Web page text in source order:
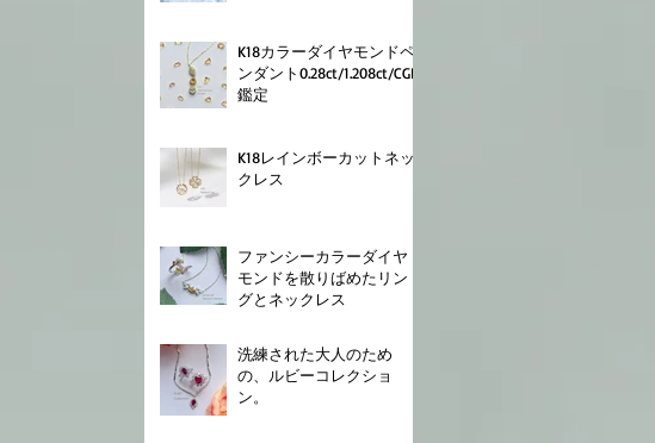
K18⁡⁡カラーダイヤモンドペ
ンダント⁡⁡0.28⁡ct/⁡1.208ct⁡⁡/CGL
鑑定⁡
K18⁡⁡レインボーカットネッ
クレス⁡
ファンシーカラーダイヤ
モンドを散りばめたリン
グとネックレス
⁡洗練された大人のため
の、ルビーコレクショ
ン。